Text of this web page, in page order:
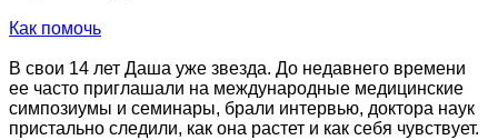
Как помочь
В свои 14 лет Даша уже звезда. До недавнего времени
ее часто приглашали на международные медицинские
симпозиумы и семинары, брали интервью, доктора наук
пристально следили, как она растет и как себя чувствует.